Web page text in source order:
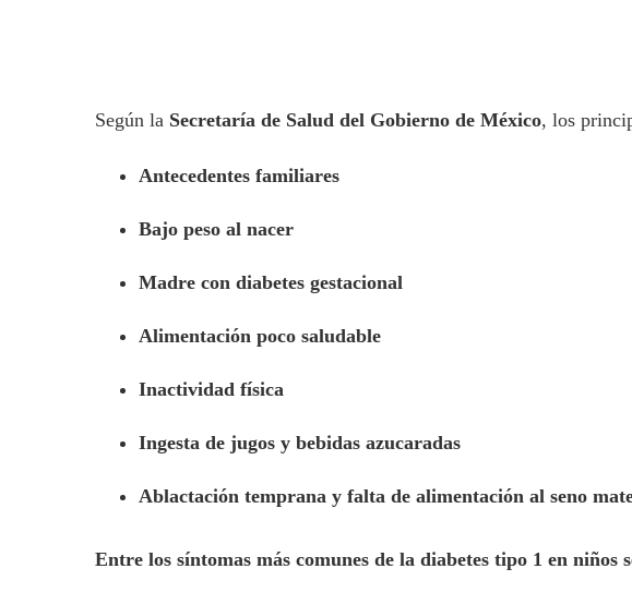
Según la Secretaría de Salud del Gobierno de México, los
Antecedentes familiares
Bajo peso al nacer
Madre con diabetes gestacional
Alimentación poco saludable
Inactividad física
Ingesta de jugos y bebidas azucaradas
Ablactación temprana y falta de alimentación al seno
Entre los síntomas más comunes de la diabetes tipo 1 en niños